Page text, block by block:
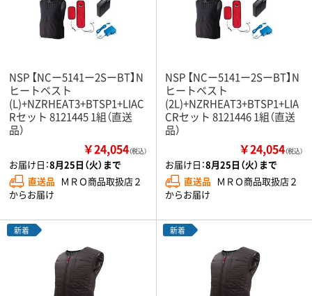
NSP 【NCー5141ー2SーBT】N
ヒートベスト
(L)+NZRHEAT3+BTSP1+LIAC
Rセット 8121445 1組（直送
品）
￥24,054（税込）
お届け日：8月25日（火）まで
直送品 ＭＲＯ商品取扱店２
からお届け
NSP 【NCー5141ー2SーBT】N
ヒートベスト
(2L)+NZRHEAT3+BTSP1+LIA
CRセット 8121446 1組（直送
品）
￥24,054（税込）
お届け日：8月25日（火）まで
直送品 ＭＲＯ商品取扱店２
からお届け
新着 新着